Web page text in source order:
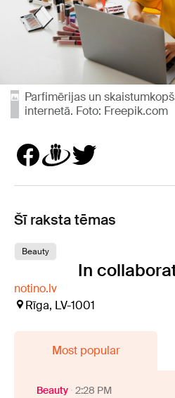
Parfimērijas un
internetā. Foto: Freepik.com
Šī raksta tēmas
Beauty
In
notino.lv
Rīga, LV-1001
Most popular
Beauty 2:28 PM